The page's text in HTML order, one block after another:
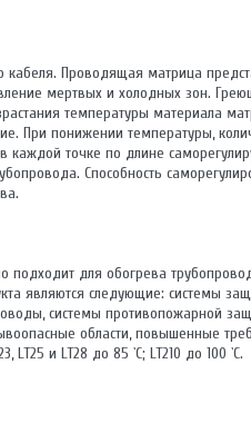
Проводящая матрица
мертвых и холодных зон.
температуры материала
При понижении температуры,
каждой точке по длине
Способность
подходит для обогрева
являются следующие: системы
системы противопожарной
области, повышенные
и LT28 до 85 `С; LT210 до 100 `С.